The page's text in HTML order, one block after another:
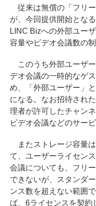
従来は無償の「フリ
が、今回提供開始とな
LINC Bizへの外部ユー
容量やビデオ会議数の
このうち外部ユーザ
デオ会議の一時的なゲ
め、「外部ユーザー」
になる。なお招待され
理者が許可したチャン
ビデオ会議などのサー
またストレージ容量
て、ユーザーライセン
会議についても、フリ
できないが、スタンダ
ンス数を超えない範囲
ば、6ライセンスを契約